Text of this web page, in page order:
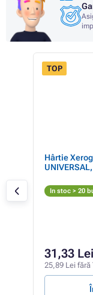
TOP
Hârtie
In stoc > 20
31,33 Lei
25,89 Lei fără